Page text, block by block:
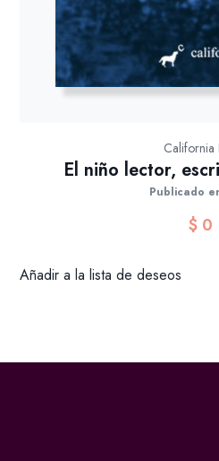
California
El niño lector,
Publicado
$0
Añadir a la lista de deseos